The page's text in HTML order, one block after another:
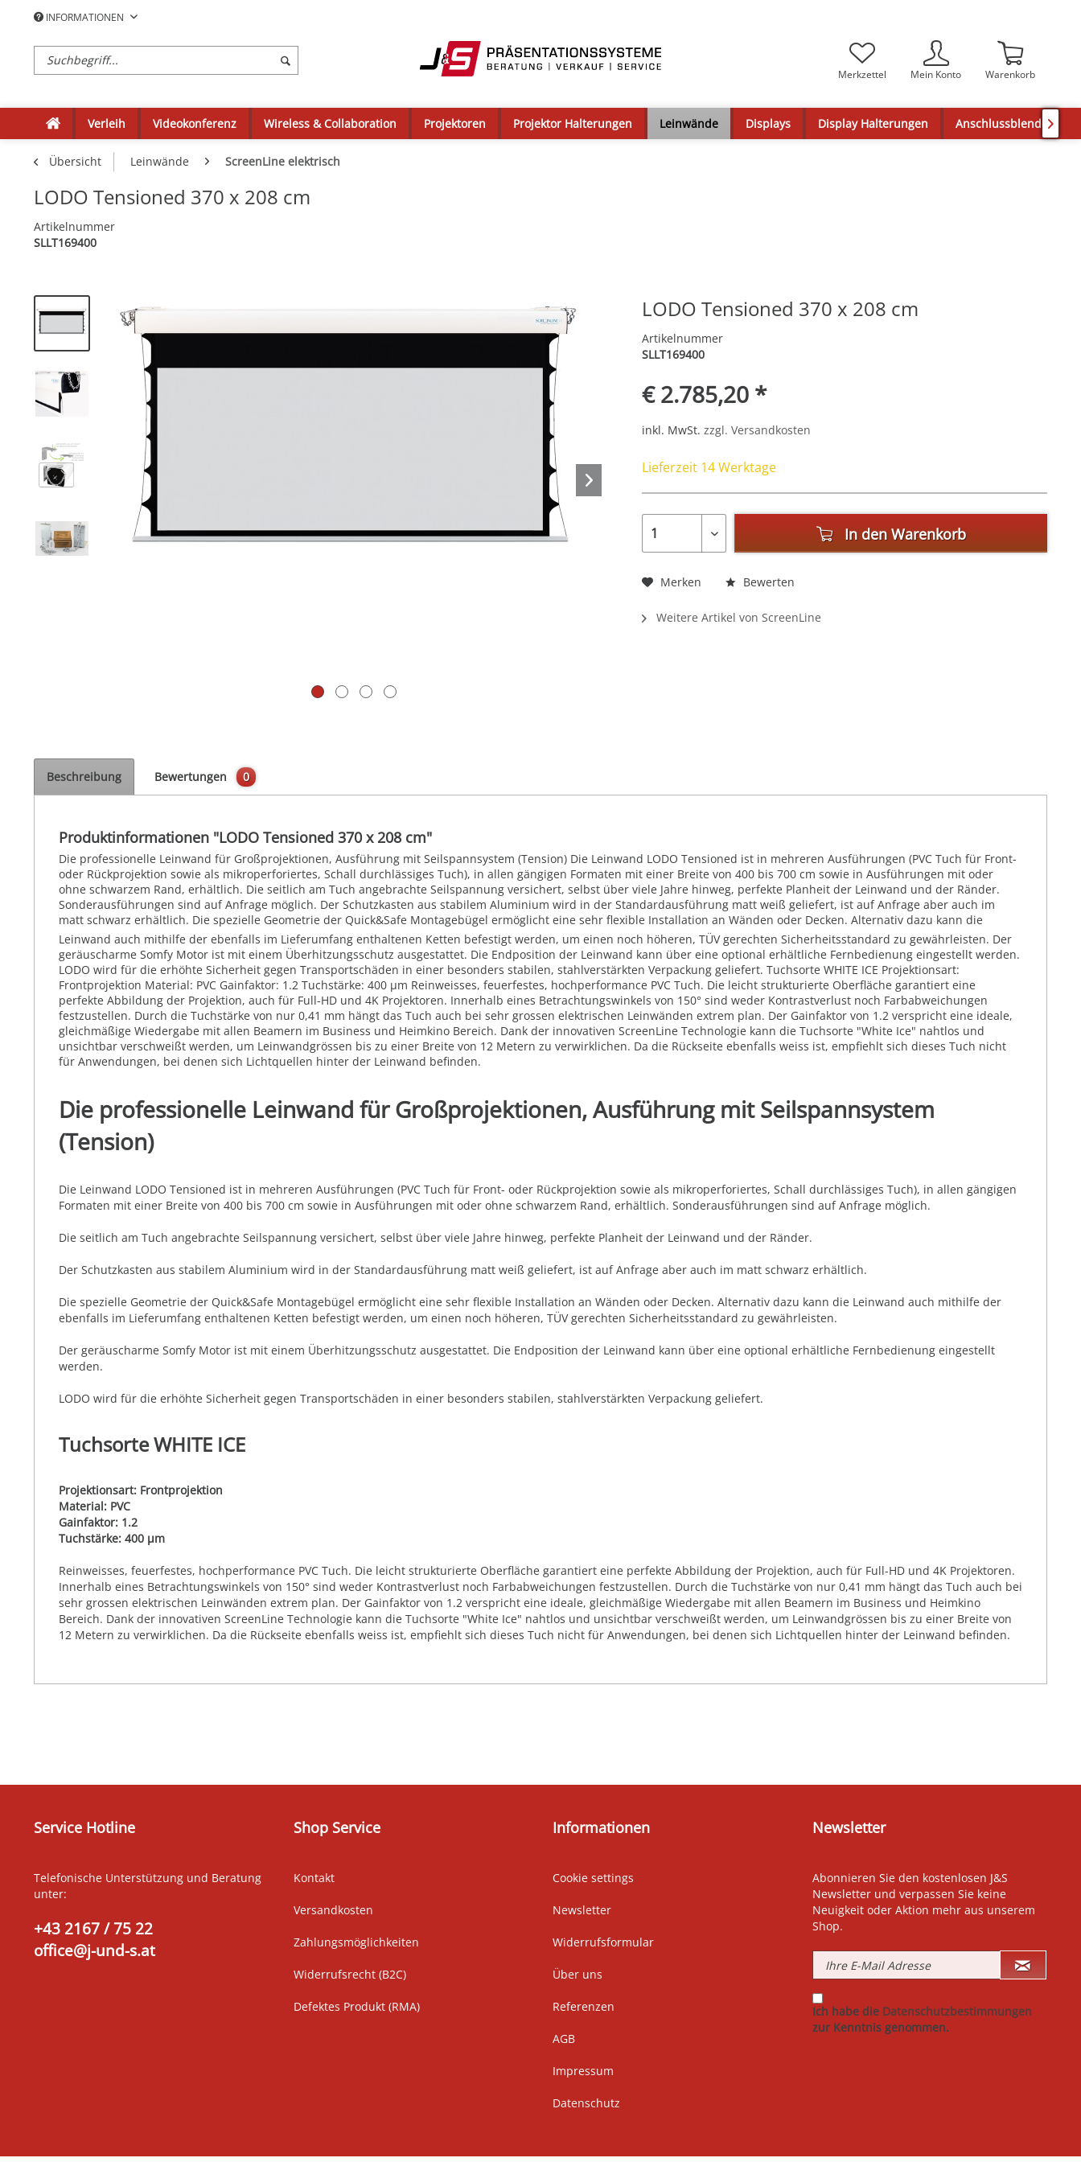
INFORMATIONEN
Merkzettel Mein Konto Warenkorb
Verleih Videokonferenz Wireless & Collaboration Projektoren Projektor Halterungen Leinwände Displays Display Halterungen Anschlussblenden

Übersicht Leinwände ScreenLine elektrisch
LODO Tensioned 370 x 208 cm
Artikelnummer
SLLT169400
LODO Tensioned 370 x 208 cm
Artikelnummer
SLLT169400
€ 2.785,20 *
inkl. MwSt. zzgl. Versandkosten
Lieferzeit 14 Werktage
In den Warenkorb
Merken Bewerten
Weitere Artikel von ScreenLine
Beschreibung Bewertungen 0
Produktinformationen "LODO Tensioned 370 x 208 cm"
Die professionelle Leinwand für Großprojektionen, Ausführung mit Seilspannsystem (Tension) Die Leinwand LODO Tensioned ist in mehreren Ausführungen (PVC Tuch für Front-
oder Rückprojektion sowie als mikroperforiertes, Schall durchlässiges Tuch), in allen gängigen Formaten mit einer Breite von 400 bis 700 cm sowie in Ausführungen mit oder
ohne schwarzem Rand, erhältlich. Die seitlich am Tuch angebrachte Seilspannung versichert, selbst über viele Jahre hinweg, perfekte Planheit der Leinwand und der Ränder.
Sonderausführungen sind auf Anfrage möglich. Der Schutzkasten aus stabilem Aluminium wird in der Standardausführung matt weiß geliefert, ist auf Anfrage aber auch im
matt schwarz erhältlich. Die spezielle Geometrie der Quick&Safe Montagebügel ermöglicht eine sehr flexible Installation an Wänden oder Decken. Alternativ dazu kann die
Leinwand auch mithilfe der ebenfalls im Lieferumfang enthaltenen Ketten befestigt werden, um einen noch höheren, TÜV gerechten Sicherheitsstandard zu gewährleisten. Der
geräuscharme Somfy Motor ist mit einem Überhitzungsschutz ausgestattet. Die Endposition der Leinwand kann über eine optional erhältliche Fernbedienung eingestellt werden.
LODO wird für die erhöhte Sicherheit gegen Transportschäden in einer besonders stabilen, stahlverstärkten Verpackung geliefert. Tuchsorte WHITE ICE Projektionsart:
Frontprojektion Material: PVC Gainfaktor: 1.2 Tuchstärke: 400 µm Reinweisses, feuerfestes, hochperformance PVC Tuch. Die leicht strukturierte Oberfläche garantiert eine
perfekte Abbildung der Projektion, auch für Full-HD und 4K Projektoren. Innerhalb eines Betrachtungswinkels von 150° sind weder Kontrastverlust noch Farbabweichungen
festzustellen. Durch die Tuchstärke von nur 0,41 mm hängt das Tuch auch bei sehr grossen elektrischen Leinwänden extrem plan. Der Gainfaktor von 1.2 verspricht eine ideale,
gleichmäßige Wiedergabe mit allen Beamern im Business und Heimkino Bereich. Dank der innovativen ScreenLine Technologie kann die Tuchsorte "White Ice" nahtlos und
unsichtbar verschweißt werden, um Leinwandgrössen bis zu einer Breite von 12 Metern zu verwirklichen. Da die Rückseite ebenfalls weiss ist, empfiehlt sich dieses Tuch nicht
für Anwendungen, bei denen sich Lichtquellen hinter der Leinwand befinden.
Die professionelle Leinwand für Großprojektionen, Ausführung mit Seilspannsystem
(Tension)
Die Leinwand LODO Tensioned ist in mehreren Ausführungen (PVC Tuch für Front- oder Rückprojektion sowie als mikroperforiertes, Schall durchlässiges Tuch), in allen gängigen
Formaten mit einer Breite von 400 bis 700 cm sowie in Ausführungen mit oder ohne schwarzem Rand, erhältlich. Sonderausführungen sind auf Anfrage möglich.
Die seitlich am Tuch angebrachte Seilspannung versichert, selbst über viele Jahre hinweg, perfekte Planheit der Leinwand und der Ränder.
Der Schutzkasten aus stabilem Aluminium wird in der Standardausführung matt weiß geliefert, ist auf Anfrage aber auch im matt schwarz erhältlich.
Die spezielle Geometrie der Quick&Safe Montagebügel ermöglicht eine sehr flexible Installation an Wänden oder Decken. Alternativ dazu kann die Leinwand auch mithilfe der
ebenfalls im Lieferumfang enthaltenen Ketten befestigt werden, um einen noch höheren, TÜV gerechten Sicherheitsstandard zu gewährleisten.
Der geräuscharme Somfy Motor ist mit einem Überhitzungsschutz ausgestattet. Die Endposition der Leinwand kann über eine optional erhältliche Fernbedienung eingestellt
werden.
LODO wird für die erhöhte Sicherheit gegen Transportschäden in einer besonders stabilen, stahlverstärkten Verpackung geliefert.
Tuchsorte WHITE ICE
Projektionsart: Frontprojektion
Material: PVC
Gainfaktor: 1.2
Tuchstärke: 400 µm
Reinweisses, feuerfestes, hochperformance PVC Tuch. Die leicht strukturierte Oberfläche garantiert eine perfekte Abbildung der Projektion, auch für Full-HD und 4K Projektoren.
Innerhalb eines Betrachtungswinkels von 150° sind weder Kontrastverlust noch Farbabweichungen festzustellen. Durch die Tuchstärke von nur 0,41 mm hängt das Tuch auch bei
sehr grossen elektrischen Leinwänden extrem plan. Der Gainfaktor von 1.2 verspricht eine ideale, gleichmäßige Wiedergabe mit allen Beamern im Business und Heimkino
Bereich. Dank der innovativen ScreenLine Technologie kann die Tuchsorte "White Ice" nahtlos und unsichtbar verschweißt werden, um Leinwandgrössen bis zu einer Breite von
12 Metern zu verwirklichen. Da die Rückseite ebenfalls weiss ist, empfiehlt sich dieses Tuch nicht für Anwendungen, bei denen sich Lichtquellen hinter der Leinwand befinden.
Service Hotline
Telefonische Unterstützung und Beratung
unter:
+43 2167 / 75 22
office@j-und-s.at
Shop Service
Kontakt
Versandkosten
Zahlungsmöglichkeiten
Widerrufsrecht (B2C)
Defektes Produkt (RMA)
Informationen
Cookie settings
Newsletter
Widerrufsformular
Über uns
Referenzen
AGB
Impressum
Datenschutz
Newsletter
Abonnieren Sie den kostenlosen J&S
Newsletter und verpassen Sie keine
Neuigkeit oder Aktion mehr aus unserem
Shop.
Ich habe die Datenschutzbestimmungen
zur Kenntnis genommen.